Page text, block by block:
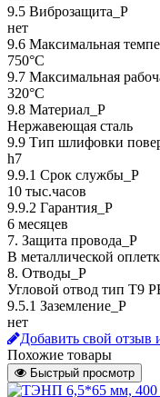
9.5 Виброзащита_Р
нет
9.6 Максимальная
750°C
9.7 Максимальная
320°C
9.8 Материал_Р
Нержавеющая сталь
9.9 Тип шлифовки
h7
9.9.1 Срок службы_Р
10 тыс.часов
9.9.2 Гарантия_Р
6 месяцев
7. Защита провода_P
В металлической
8. Отводы_P
Угловой отвод тип T9
9.5.1 Заземление_P
нет
Добавить свой отзыв
Похожие товары
Быстрый просмотр